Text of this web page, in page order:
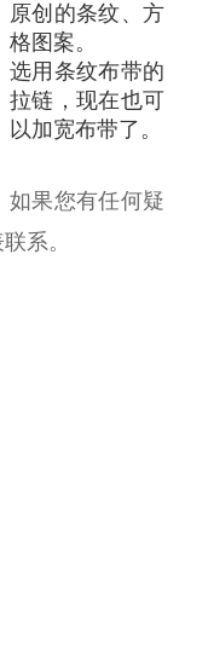
原创的条纹、方
格图案。
选用条纹布带的
拉链，现在也可
以加宽布带了。
如果您有任何疑
系。